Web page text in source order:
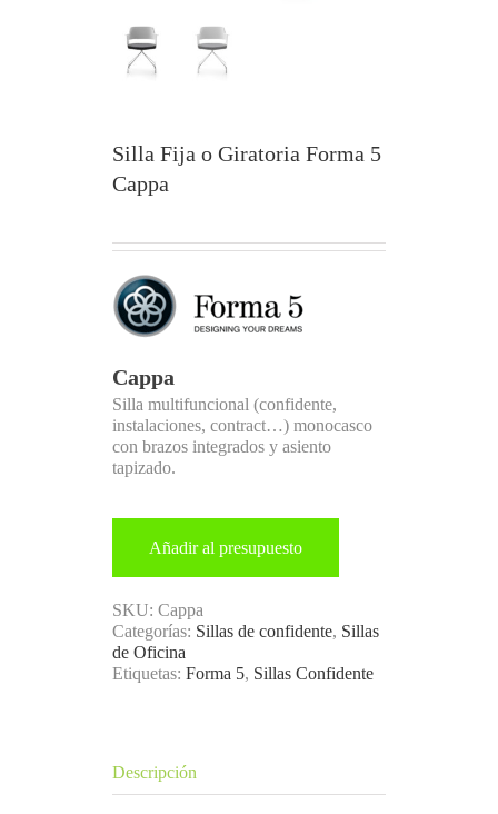
Silla Fija o Giratoria Forma 5
Cappa
Cappa
Silla multifuncional (confidente,
instalaciones, contract…) monocasco
con brazos integrados y asiento
tapizado.
Añadir al presupuesto
SKU: Cappa
Categorías: Sillas de confidente, Sillas
de Oficina
Etiquetas: Forma 5, Sillas Confidente
Descripción